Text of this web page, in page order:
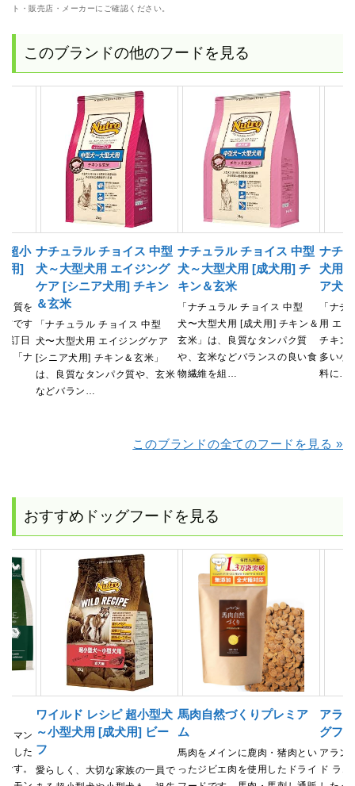
ト・販売店・メーカーにご確認ください。
このブランドの他のフードを見る
超小
用]
質を
材です
訂日
「ナ
ナチュラル チョイス 中型
犬～大型犬用 エイジング
ケア [シニア犬用] チキン
＆玄米
「ナチュラル チョイス 中型
犬〜大型犬用 エイジングケア
[シニア犬用] チキン＆玄米」
は、良質なタンパク質や、玄米
などバラン…
ナチュラル チョイス 中型
犬～大型犬用 [成犬用] チ
キン＆玄米
「ナチュラル チョイス 中型
犬〜大型犬用 [成犬用] チキン＆
玄米」は、良質なタンパク質
や、玄米などバランスの良い食
物繊維を組…
ナチ
犬用
ア犬
「ナ
用 エ
チキン
多い小
料に…
このブランドの全てのフードを見る »
おすすめドッグフードを見る
マン
した
す。
ワイルド レシピ 超小型犬
～小型犬用 [成犬用] ビー
フ
愛らしく、大切な家族の一員で
馬肉自然づくりプレミア
ム
馬肉をメインに鹿肉・猪肉とい
ったジビエ肉を使用したドライ
アラ
グフ
アラン
ド ラ